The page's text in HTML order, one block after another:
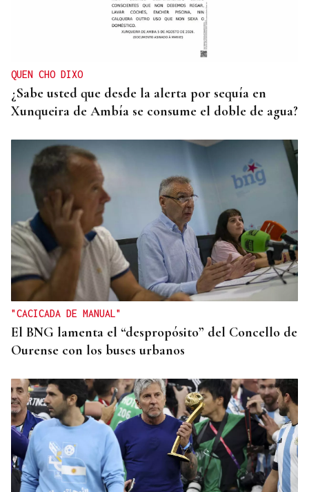
Un tribunal de Estados Unidos multa a Meta con
567 millones de dólares por perjudicar la salud
QUEN CHO DIXO
¿Sabe usted que desde la alerta por sequía en
Xunqueira de Ambía se consume el doble de agua?
"CACICADA DE MANUAL"
El BNG lamenta el “despropósito” del Concello de
Ourense con los buses urbanos